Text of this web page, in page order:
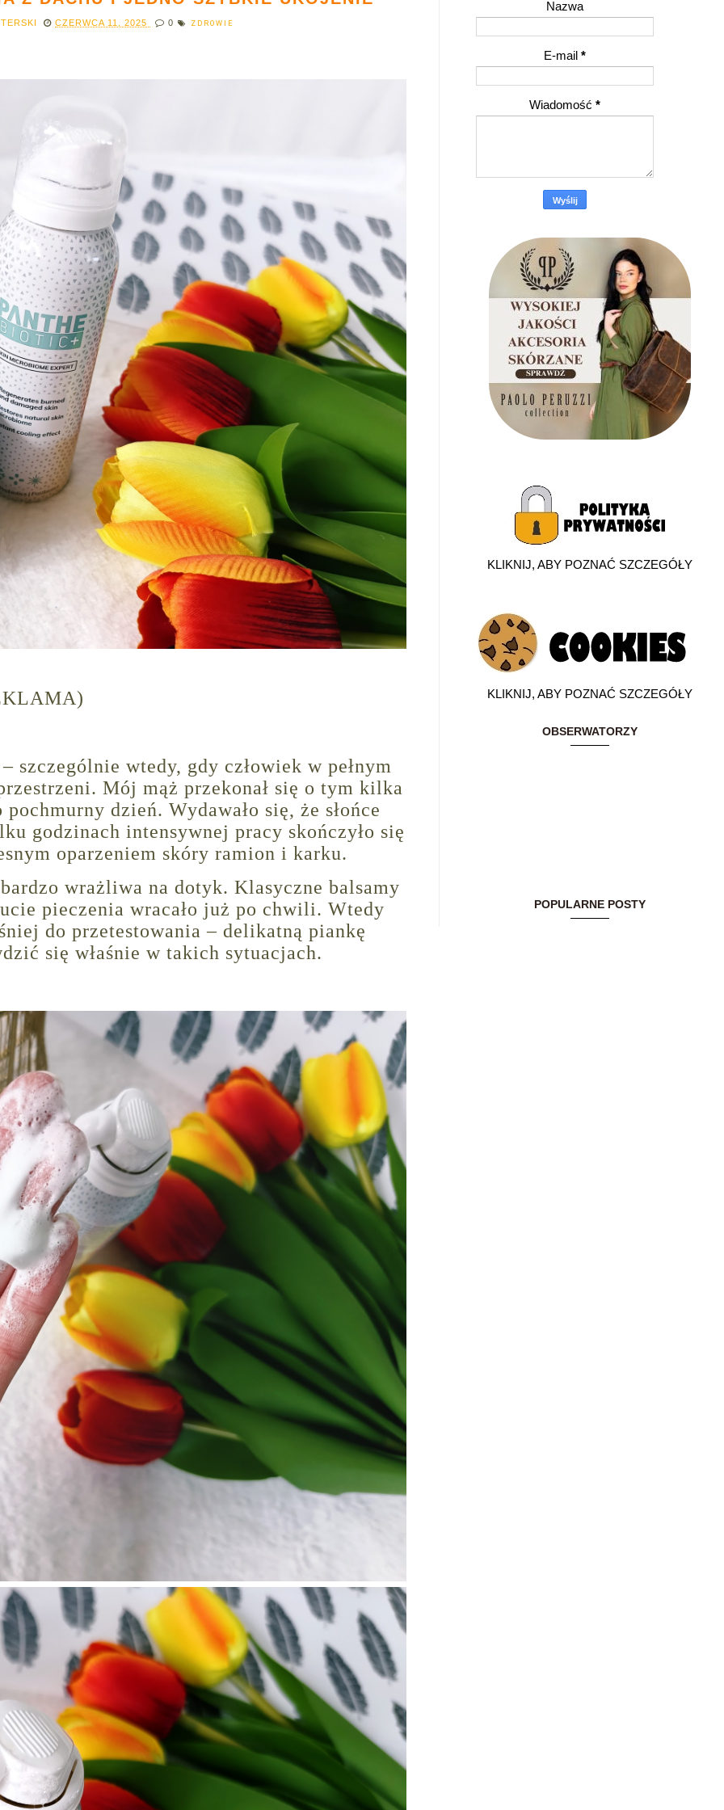
CZERWCA 11, 2025 0 ZDROWIE
szczególnie wtedy, gdy człowiek w pełnym
Mój mąż przekonał się o tym kilka
dzień. Wydawało się, że słońce
godzinach intensywnej pracy skończyło się
oparzeniem skóry ramion i karku.
wrażliwa na dotyk. Klasyczne balsamy
pieczenia wracało już po chwili. Wtedy
do przetestowania – delikatną piankę
się właśnie w takich sytuacjach.
Nazwa
E-mail*
Wiadomość*
KLIKNIJ, ABY POZNAĆ SZCZEGÓŁY
KLIKNIJ, ABY POZNAĆ SZCZEGÓŁY
OBSERWATORZY
POPULARNE POSTY